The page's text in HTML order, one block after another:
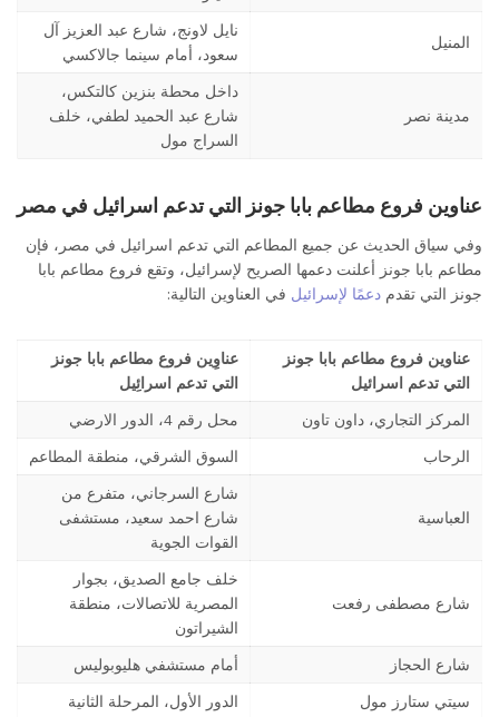
المنيل
نايل لاونج، شارع عبد العزيز آل
سعود، أمام سينما جالاكسي
مدينة نصر
داخل محطة بنزين كالتكس،
شارع عبد الحميد لطفي، خلف
السراج مول
عناوين فروع مطاعم بابا جونز التي تدعم اسرائيل في مصر
وفي سياق الحديث عن جميع المطاعم التي تدعم اسرائيل في مصر، فإن
مطاعم بابا جونز أعلنت دعمها الصريح لإسرائيل، وتقع فروع مطاعم بابا
جونز التي تقدم دعمًا لإسرائيل في العناوين التالية:
عناوين فروع مطاعم بابا جونز
التي تدعم اسرائيل
عناوِين فروع مطاعم بابا جونز
التي تدعم اسرائِيل
المركز التجاري، داون تاون
محل رقم 4، الدور الارضي
الرحاب
السوق الشرقي، منطقة المطاعم
العباسية
شارع السرجاني، متفرع من
شارع احمد سعيد، مستشفى
القوات الجوية
شارع مصطفى رفعت
خلف جامع الصديق، بجوار
المصرية للاتصالات، منطقة
الشيراتون
شارع الحجاز
أمام مستشفي هليوبوليس
سيتي ستارز مول
الدور الأول، المرحلة الثانية